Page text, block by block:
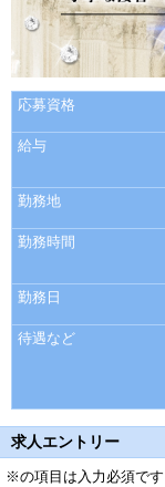
応募資格
給与
勤務地
勤務時間
勤務日
待遇など
求人エントリー
※の項目は入力必須です